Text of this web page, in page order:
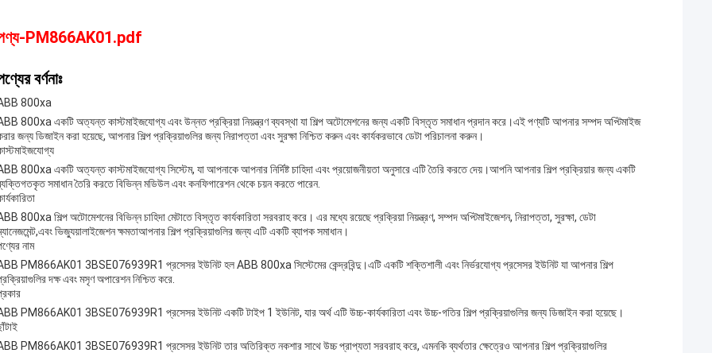
PM866AK01.pdf
বর্ণনাঃ
800xa
800xa একটি অত্যন্ত কাস্টমাইজযোগ্য এবং উন্নত প্রক্রিয়া নিয়ন্ত্রণ ব্যবস্থা যা শিল্প অটোমেশনের জন্য একটি বিস্তৃত সমাধান প্রদান করে।এই পণ্যটি আপনার সম্পদ অপ্টিমাইজ
জন্য ডিজাইন করা হয়েছে, আপনার শিল্প প্রক্রিয়াগুলির জন্য নিরাপত্তা এবং সুরক্ষা নিশ্চিত করুন এবং কার্যকরভাবে ডেটা পরিচালনা করুন।
800xa একটি অত্যন্ত কাস্টমাইজযোগ্য সিস্টেম, যা আপনাকে আপনার নির্দিষ্ট চাহিদা এবং প্রয়োজনীয়তা অনুসারে এটি তৈরি করতে দেয়।আপনি আপনার শিল্প প্রক্রিয়ার জন্য একটি
সমাধান তৈরি করতে বিভিন্ন মডিউল এবং কনফিগারেশন থেকে চয়ন করতে পারেন.
800xa শিল্প অটোমেশনের বিভিন্ন চাহিদা মেটাতে বিস্তৃত কার্যকারিতা সরবরাহ করে। এর মধ্যে রয়েছে প্রক্রিয়া নিয়ন্ত্রণ, সম্পদ অপ্টিমাইজেশন, নিরাপত্তা, সুরক্ষা, ডেটা
ভিজ্যুয়ালাইজেশন ক্ষমতাআপনার শিল্প প্রক্রিয়াগুলির জন্য এটি একটি ব্যাপক সমাধান।
নাম
PM866AK01 3BSE076939R1 প্রসেসর ইউনিট হল ABB 800xa সিস্টেমের কেন্দ্রবিন্দু।এটি একটি শক্তিশালী এবং নির্ভরযোগ্য প্রসেসর ইউনিট যা আপনার শিল্প
দক্ষ এবং মসৃণ অপারেশন নিশ্চিত করে.
PM866AK01 3BSE076939R1 প্রসেসর ইউনিট একটি টাইপ 1 ইউনিট, যার অর্থ এটি উচ্চ-কার্যকারিতা এবং উচ্চ-গতির শিল্প প্রক্রিয়াগুলির জন্য ডিজাইন করা হয়েছে।
PM866AK01 3BSE076939R1 প্রসেসর ইউনিট তার অতিরিক্ত নকশার সাথে উচ্চ প্রাপ্যতা সরবরাহ করে, এমনকি ব্যর্থতার ক্ষেত্রেও আপনার শিল্প প্রক্রিয়াগুলির